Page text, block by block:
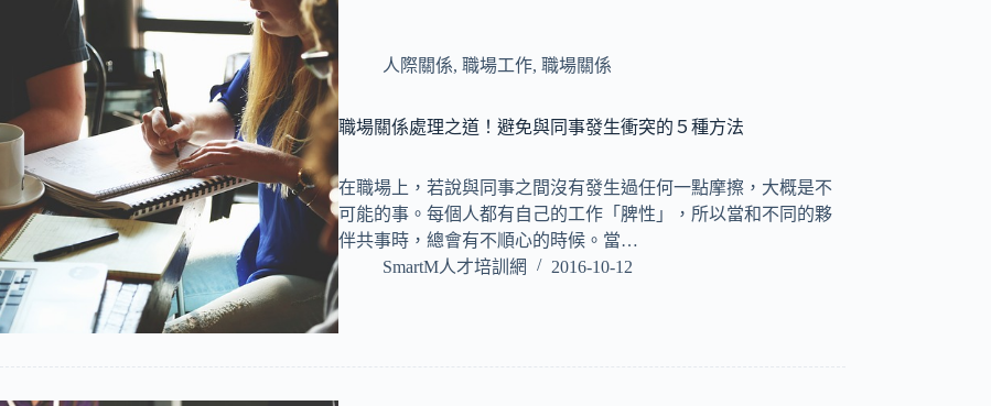
人際關係, 職場工作, 職場關係
職場關係處理之道！避免與同事發生衝突的５種方法
在職場上，若說與同事之間沒有發生過任何一點摩擦，大概是不
可能的事。每個人都有自己的工作「脾性」，所以當和不同的夥
伴共事時，總會有不順心的時候。當…
SmartM人才培訓網
2016-10-12